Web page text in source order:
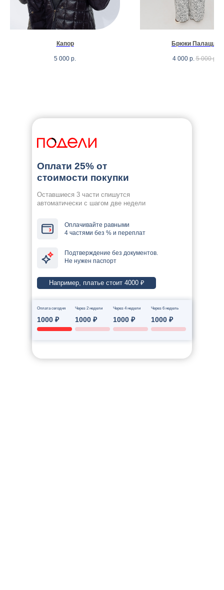
Капор
5 000 р.
Брюки Палаццо
4 000 р. 5 000 р.
Оплати 25% от
стоимости покупки
Оставшиеся 3 части спишутся
автоматически с шагом две недели
Оплачивайте равными
4 частями без % и переплат
Подтверждение без документов.
Не нужен паспорт
Например, платье стоит 4000 ₽
Оплата сегодня Через 2 недели Через 4 недели Через 6 недель
1000 ₽ 1000 ₽ 1000 ₽ 1000 ₽